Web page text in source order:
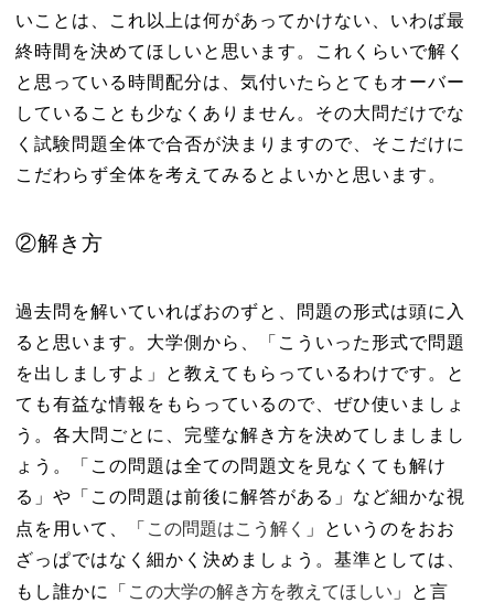
いことは、これ以上は何があってかけない、いわば最
終時間を決めてほしいと思います。これくらいで解く
と思っている時間配分は、気付いたらとてもオーバー
していることも少なくありません。その大問だけでな
く試験問題全体で合否が決まりますので、そこだけに
こだわらず全体を考えてみるとよいかと思います。
②解き方
過去問を解いていればおのずと、問題の形式は頭に入
ると思います。大学側から、「こういった形式で問題
を出しましすよ」と教えてもらっているわけです。と
ても有益な情報をもらっているので、ぜひ使いましょ
う。各大問ごとに、完璧な解き方を決めてしましまし
ょう。「この問題は全ての問題文を見なくても解け
る」や「この問題は前後に解答がある」など細かな視
点を用いて、「 この問題はこう解く
」というのをおお
ざっぱではなく細かく決めましょう。基準としては、
もし誰かに「 この大学の解き方を教えてほしい 」と言